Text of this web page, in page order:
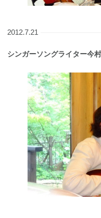
2012.7.21
シンガーソングライター今